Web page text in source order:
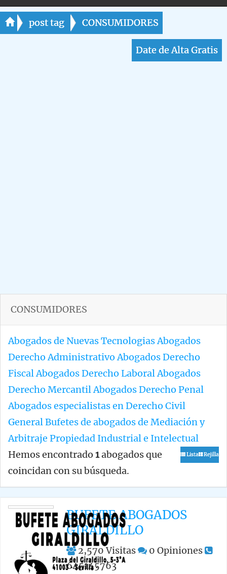
post tag CONSUMIDORES
Date de Alta Gratis
CONSUMIDORES
Abogados de Nuevas TecnologiasAbogados
Derecho Administrativo Abogados Derecho
FiscalAbogados Derecho LaboralAbogados
Derecho MercantilAbogados Derecho Penal
Abogados especialistas en Derecho Civil
GeneralBufetes de abogados de Mediación y
Arbitraje Propiedad Industrial e Intelectual
Lista Rejilla
Hemos encontrado 1abogados que
coincidan con su búsqueda.
BUFETE ABOGADOS
GIRALDILLO
2,570Visitas 0 Opiniones
645145763